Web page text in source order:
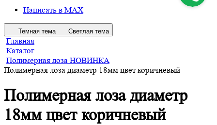
Написать в MAX
Темная тема Светлая тема
Главная
Каталог
Полимерная лоза НОВИНКА
Полимерная лоза диаметр 18мм цвет коричневый
Полимерная лоза диаметр
18мм цвет коричневый